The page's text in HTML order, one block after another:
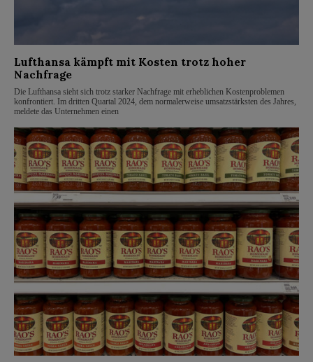
Lufthansa kämpft mit Kosten trotz hoher
Nachfrage
Die Lufthansa sieht sich trotz starker Nachfrage mit erheblichen Kostenproblemen
konfrontiert. Im dritten Quartal 2024, dem normalerweise umsatzstärksten des Jahres,
meldete das Unternehmen einen